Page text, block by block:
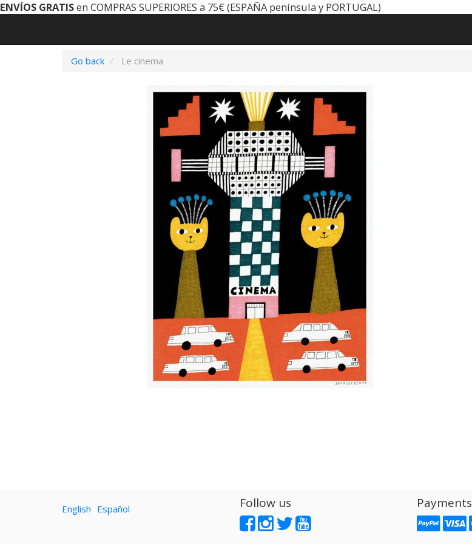
ENVÍOS GRATISen COMPRAS SUPERIORES a 75€ (ESPAÑA península y PORTUGAL)
Go back Le cinema
English Español Follow us Payments